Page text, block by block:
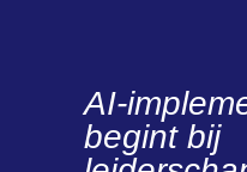
AI-
begint bij